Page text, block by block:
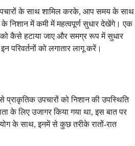
के साथ शामिल करके, आप समय के साथ
निशान में कमी में महत्वपूर्ण सुधार देखेंगे। एक
को कैसे हटाया जाए और समग्र रूप में सुधार
परिवर्तनों को लगातार लागू करें।
उपचारों को निशान की उपस्थिति
के लिए उजागर किया गया था, इस बात पर
के साथ, इनमें से कुछ तरीके रातों-रात